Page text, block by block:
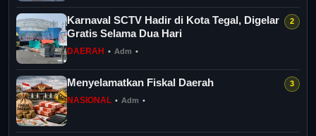
Daerah
Bogor Raya
Karnaval SCTV Hadir di Kota Tegal, Digelar
Gratis Selama Dua Hari
DAERAH • Adm •
Menyelamatkan Fiskal Daerah
NASIONAL • Adm •